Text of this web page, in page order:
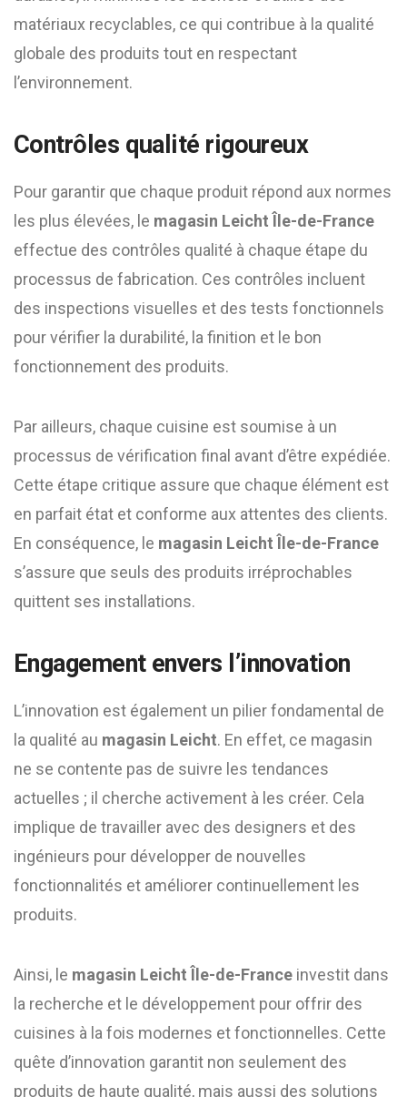
matériaux recyclables, ce qui contribue à la qualité
globale des produits tout en respectant
l’environnement.
Contrôles qualité rigoureux
Pour garantir que chaque produit répond aux normes
les plus élevées, le magasin Leicht Île-de-France
effectue des contrôles qualité à chaque étape du
processus de fabrication. Ces contrôles incluent
des inspections visuelles et des tests fonctionnels
pour vérifier la durabilité, la finition et le bon
fonctionnement des produits.
Par ailleurs, chaque cuisine est soumise à un
processus de vérification final avant d’être expédiée.
Cette étape critique assure que chaque élément est
en parfait état et conforme aux attentes des clients.
En conséquence, le magasin Leicht Île-de-France
s’assure que seuls des produits irréprochables
quittent ses installations.
Engagement envers l’innovation
L’innovation est également un pilier fondamental de
la qualité au magasin Leicht. En effet, ce magasin
ne se contente pas de suivre les tendances
actuelles ; il cherche activement à les créer. Cela
implique de travailler avec des designers et des
ingénieurs pour développer de nouvelles
fonctionnalités et améliorer continuellement les
produits.
Ainsi, le magasin Leicht Île-de-France investit dans
la recherche et le développement pour offrir des
cuisines à la fois modernes et fonctionnelles. Cette
quête d’innovation garantit non seulement des
produits de haute qualité, mais aussi des solutions